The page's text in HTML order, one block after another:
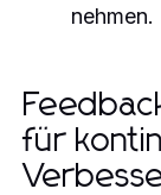
nehmen.
für